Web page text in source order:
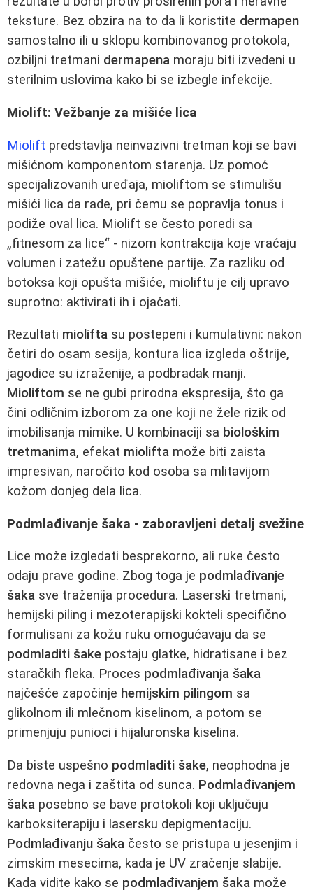
teksture. Bez obzira na to da li koristite dermapen
samostalno ili u sklopu kombinovanog protokola,
ozbiljni tretmani dermapena moraju biti izvedeni u
sterilnim uslovima kako bi se izbegle infekcije.
Miolift: Vežbanje za mišiće lica
Miolift predstavlja neinvazivni tretman koji se bavi
mišićnom komponentom starenja. Uz pomoć
specijalizovanih uređaja, mioliftom se stimulišu
mišići lica da rade, pri čemu se popravlja tonus i
podiže oval lica. Miolift se često poredi sa
„fitnesom za lice“ - nizom kontrakcija koje vraćaju
volumen i zatežu opuštene partije. Za razliku od
botoksa koji opušta mišiće, mioliftu je cilj upravo
suprotno: aktivirati ih i ojačati.
Rezultati miolifta su postepeni i kumulativni: nakon
četiri do osam sesija, kontura lica izgleda oštrije,
jagodice su izraženije, a podbradak manji.
Mioliftom se ne gubi prirodna ekspresija, što ga
čini odličnim izborom za one koji ne žele rizik od
imobilisanja mimike. U kombinaciji sa biološkim
tretmanima, efekat miolifta može biti zaista
impresivan, naročito kod osoba sa mlitavijom
kožom donjeg dela lica.
Podmlađivanje šaka - zaboravljeni detalj svežine
Lice može izgledati besprekorno, ali ruke često
odaju prave godine. Zbog toga je podmlađivanje
šaka sve traženija procedura. Laserski tretmani,
hemijski piling i mezoterapijski kokteli specifično
formulisani za kožu ruku omogućavaju da se
podmladiti šake postaju glatke, hidratisane i bez
staračkih fleka. Proces podmlađivanja šaka
najčešće započinje hemijskim pilingom sa
glikolnom ili mlečnom kiselinom, a potom se
primenjuju punioci i hijaluronska kiselina.
Da biste uspešno podmladiti šake, neophodna je
redovna nega i zaštita od sunca. Podmlađivanjem
šaka posebno se bave protokoli koji uključuju
karboksiterapiju i lasersku depigmentaciju.
Podmlađivanju šaka često se pristupa u jesenjim i
zimskim mesecima, kada je UV zračenje slabije.
Kada vidite kako se podmlađivanjem šaka može